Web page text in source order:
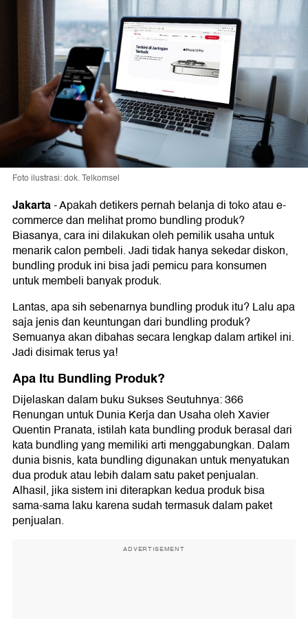
Foto ilustrasi: dok. Telkomsel
Jakarta-Apakah detikers pernah belanja di toko atau e-
commerce dan melihat promo bundling produk?
Biasanya, cara ini dilakukan oleh pemilik usaha untuk
menarik calon pembeli. Jadi tidak hanya sekedar diskon,
bundling produk ini bisa jadi pemicu para konsumen
untuk membeli banyak produk.
Lantas, apa sih sebenarnya bundling produk itu? Lalu apa
saja jenis dan keuntungan dari bundling produk?
Semuanya akan dibahas secara lengkap dalam artikel ini.
Jadi disimak terus ya!
Apa Itu Bundling Produk?
Dijelaskan dalam buku Sukses Seutuhnya: 366
Renungan untuk Dunia Kerja dan Usaha oleh Xavier
Quentin Pranata, istilah kata bundling produk berasal dari
kata bundling yang memiliki arti menggabungkan. Dalam
dunia bisnis, kata bundling digunakan untuk menyatukan
dua produk atau lebih dalam satu paket penjualan.
Alhasil, jika sistem ini diterapkan kedua produk bisa
sama-sama laku karena sudah termasuk dalam paket
penjualan.
ADVERTISEMENT